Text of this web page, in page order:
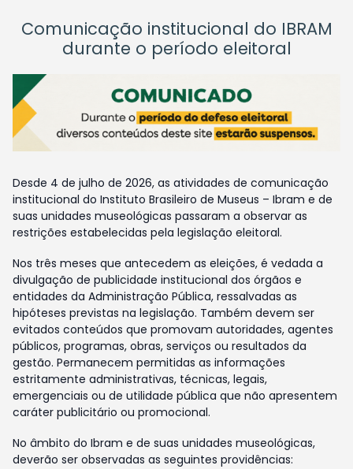
Comunicação institucional do IBRAM
durante o período eleitoral
Desde 4 de julho de 2026, as atividades de comunicação
institucional do Instituto Brasileiro de Museus – Ibram e de
suas unidades museológicas passaram a observar as
restrições estabelecidas pela legislação eleitoral.
Nos três meses que antecedem as eleições, é vedada a
divulgação de publicidade institucional dos órgãos e
entidades da Administração Pública, ressalvadas as
hipóteses previstas na legislação. Também devem ser
evitados conteúdos que promovam autoridades, agentes
públicos, programas, obras, serviços ou resultados da
gestão. Permanecem permitidas as informações
estritamente administrativas, técnicas, legais,
emergenciais ou de utilidade pública que não apresentem
caráter publicitário ou promocional.
No âmbito do Ibram e de suas unidades museológicas,
deverão ser observadas as seguintes providências: